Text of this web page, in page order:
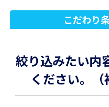
こだわり
絞り込みたい内
ください。（